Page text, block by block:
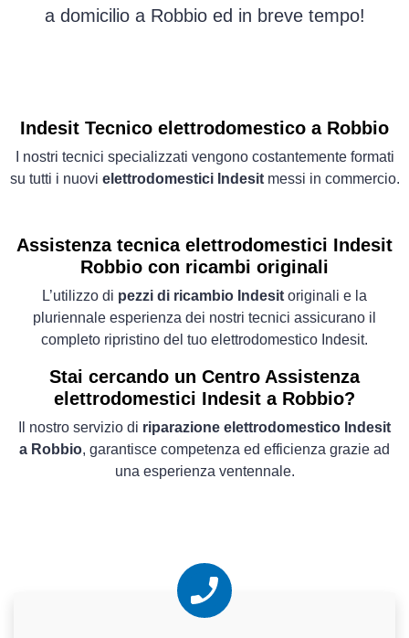
a domicilio a Robbio ed in breve tempo!
Indesit Tecnico elettrodomestico a Robbio
I nostri tecnici specializzati vengono costantemente formati
su tutti i nuovi elettrodomestici Indesitmessi in commercio.
Assistenza tecnica elettrodomestici Indesit
Robbio con ricambi originali
L’utilizzo di pezzi di ricambio Indesit originali e la
pluriennale esperienza dei nostri tecnici assicurano il
completo ripristino del tuo elettrodomestico Indesit.
Stai cercando un Centro Assistenza
elettrodomestici Indesit a Robbio?
Il nostro servizio di riparazione elettrodomestico Indesit
a Robbio, garantisce competenza ed efficienza grazie ad
una esperienza ventennale.